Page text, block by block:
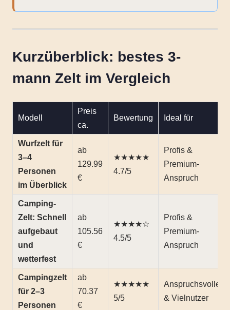
Kurzüberblick: bestes 3-
mann Zelt im Vergleich
Modell
Preis
ca.
Bewertung Ideal für
Wurfzelt für
3–4
Personen
im Überblick
ab
129.99
€
★★★★★
4.7/5
Profis &
Premium-
Anspruch
Camping-
Zelt: Schnell
aufgebaut
und
wetterfest
ab
105.56
€
★★★★☆
4.5/5
Profis &
Premium-
Anspruch
Campingzelt
für 2–3
Personen
ab
70.37
€
★★★★★
5/5
Anspruchsvolle
& Vielnutzer